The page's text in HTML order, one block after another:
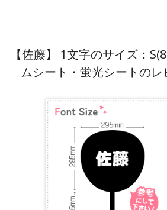
佐藤】 1文字のサイズ：
ムシート・蛍光シートのレ